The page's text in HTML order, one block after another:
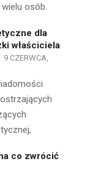
osób.
dla
właściciela
9 CZERWCA,
co zwrócić